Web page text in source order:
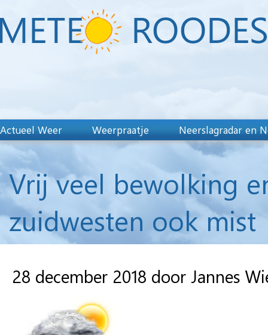
Actueel Weer Weerpraatje Neerslagradar en
Vrij veel bewolking
zuidwesten ook mist
28 december 2018 door Jannes